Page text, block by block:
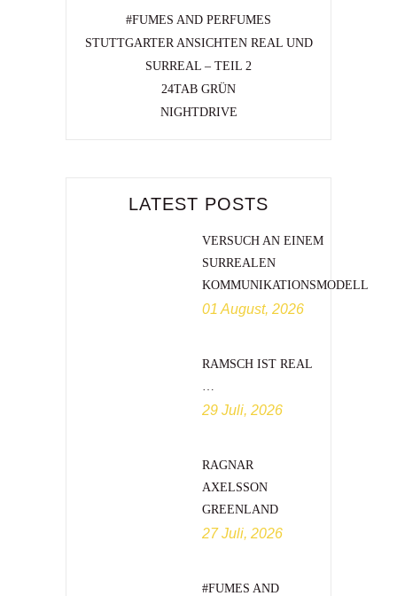
#FUMES AND PERFUMES
STUTTGARTER ANSICHTEN REAL UND
SURREAL – TEIL 2
24TAB GRÜN
NIGHTDRIVE
LATEST POSTS
VERSUCH AN EINEM
SURREALEN
KOMMUNIKATIONSMODELL
01 August, 2026
RAMSCH IST REAL
…
29 Juli, 2026
RAGNAR
AXELSSON
GREENLAND
27 Juli, 2026
#FUMES AND